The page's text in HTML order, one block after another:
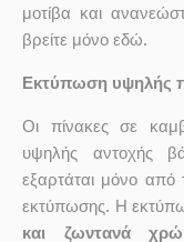
μοτίβα και
βρείτε μόνο εδώ.
Εκτύπωση υψηλής
Οι πίνακες σε
υψηλής αντοχής
εξαρτάται μόνο από
εκτύπωσης. Η
και ζωντανά